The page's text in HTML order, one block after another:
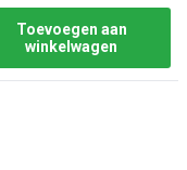
Toevoegen aan
winkelwagen